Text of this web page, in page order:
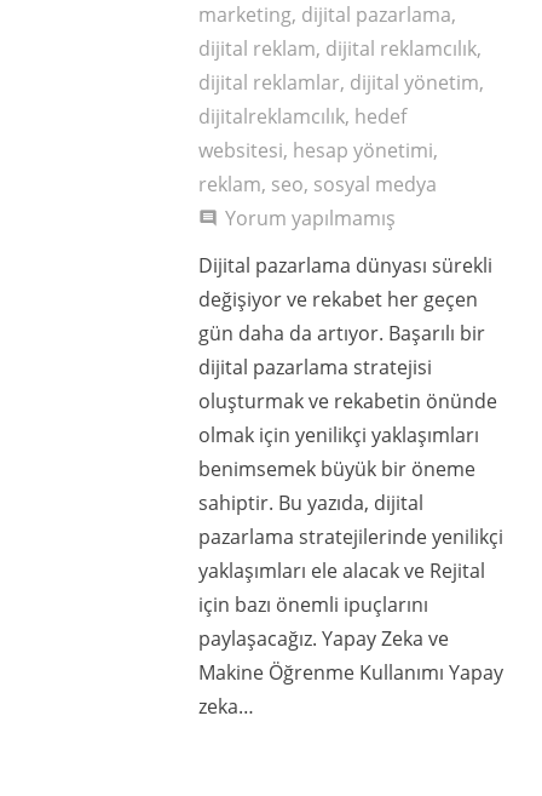
marketing, dijital pazarlama,
dijital reklam, dijital reklamcılık,
dijital reklamlar, dijital yönetim,
dijitalreklamcılık, hedef
websitesi, hesap yönetimi,
reklam, seo, sosyal medya
comment
Yorum yapılmamış
Dijital pazarlama dünyası sürekli
değişiyor ve rekabet her geçen
gün daha da artıyor. Başarılı bir
dijital pazarlama stratejisi
oluşturmak ve rekabetin önünde
olmak için yenilikçi yaklaşımları
benimsemek büyük bir öneme
sahiptir. Bu yazıda, dijital
pazarlama stratejilerinde yenilikçi
yaklaşımları ele alacak ve Rejital
için bazı önemli ipuçlarını
paylaşacağız. Yapay Zeka ve
Makine Öğrenme Kullanımı Yapay
zeka…